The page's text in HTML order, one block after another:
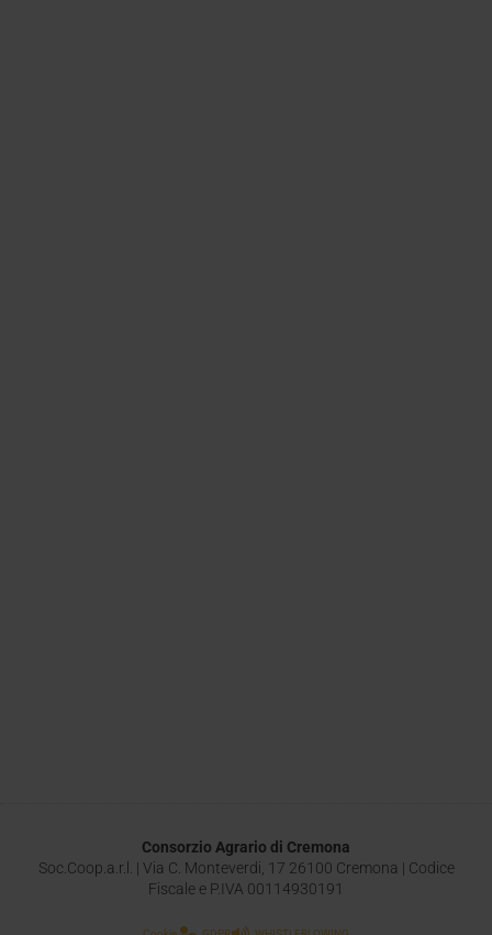
Consorzio Agrario di Cremona
Soc.Coop.a.r.l. | Via C. Monteverdi, 17 26100 Cremona | Codice
Fiscale e P.IVA 00114930191